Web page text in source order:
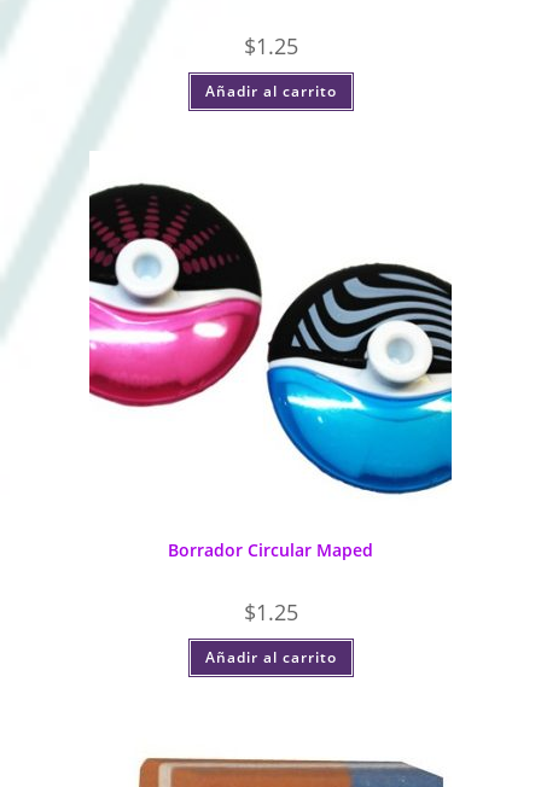
$1.25
Añadir al carrito
Borrador Circular Maped
$1.25
Añadir al carrito